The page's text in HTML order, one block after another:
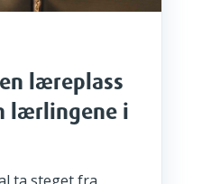
læreplass
lærlingene i